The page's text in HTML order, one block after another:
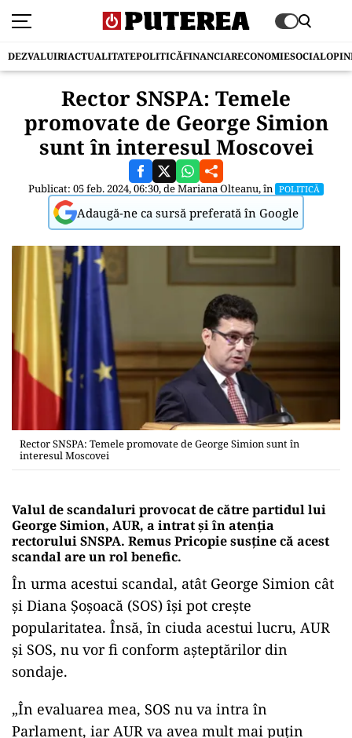
DEZVALUIRIACTUALITATEPOLITICĂFINANCIARECONOMIESOCIAL
Rector SNSPA: Temele
promovate de George Simion
sunt în interesul Moscovei
Publicat: 05 feb. 2024, 06:30, deMariana Olteanu, în POLITICĂ
Adaugă-ne ca sursă preferată în Google
Rector SNSPA: Temele promovate de George Simion sunt în
interesul Moscovei
Valul de scandaluri provocat de către partidul lui
George Simion, AUR, a intrat și în atenția
rectorului SNSPA. Remus Pricopie susține că acest
scandal are un rol benefic.
În urma acestui scandal, atât George Simion cât
și Diana Șoșoacă (SOS) își pot crește
popularitatea. Însă, în ciuda acestui lucru, AUR
și SOS, nu vor fi conform așteptărilor din
sondaje.
„În evaluarea mea, SOS nu va intra în
Parlament, iar AUR va avea mult mai puțin